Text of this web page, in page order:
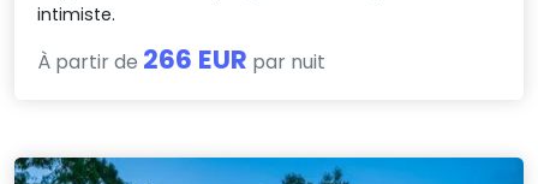
intimiste.
À partir de 266 EUR par nuit